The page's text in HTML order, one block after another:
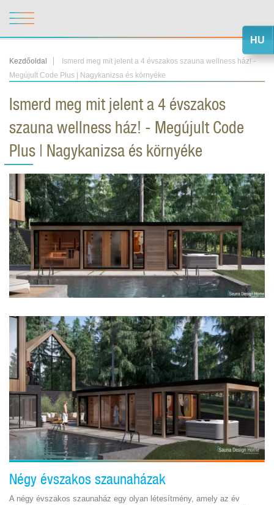
Kezdőoldal
Ismerd meg mit jelent a 4 évszakos szauna wellness ház! -
Megújult Code Plus | Nagykanizsa és környéke
Ismerd meg mit jelent a 4 évszakos
szauna wellness ház! - Megújult Code
Plus | Nagykanizsa és környéke
Négy évszakos szaunaházak
A négy évszakos szaunaház egy olyan létesítmény, amely az év
HU